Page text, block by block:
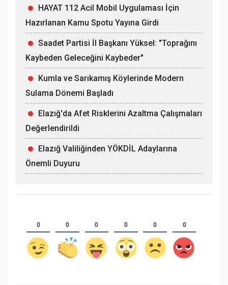
HAYAT 112 Acil Mobil Uygulaması İçin
Hazırlanan Kamu Spotu Yayına Girdi
Saadet Partisi İl Başkanı Yüksel: "Toprağını
Kaybeden Geleceğini Kaybeder"
Kumla ve Sarıkamış Köylerinde Modern
Sulama Dönemi Başladı
Elazığ'da Afet Risklerini Azaltma Çalışmaları
Değerlendirildi
Elazığ Valiliğinden YÖKDİL Adaylarına
Önemli Duyuru
0 0 0 0 0 0